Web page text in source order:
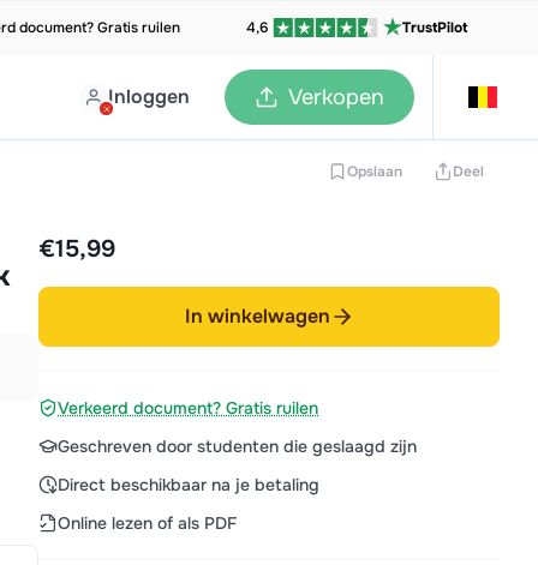
document? Gratis ruilen 4,6 TrustPilot
Inloggen Verkopen
Opslaan Deel
€15,99
In winkelwagen
Verkeerd document? Gratis ruilen
Geschreven door studenten die geslaagd zijn
Direct beschikbaar na je betaling
Online lezen of als PDF